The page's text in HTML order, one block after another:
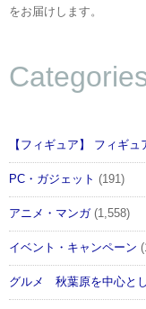
をお届けします。
【フィギュア】 フィギ
PC・ガジェット (191)
アニメ・マンガ(1,558)
イベント・キャンペーン
グルメ 秋葉原を中心と